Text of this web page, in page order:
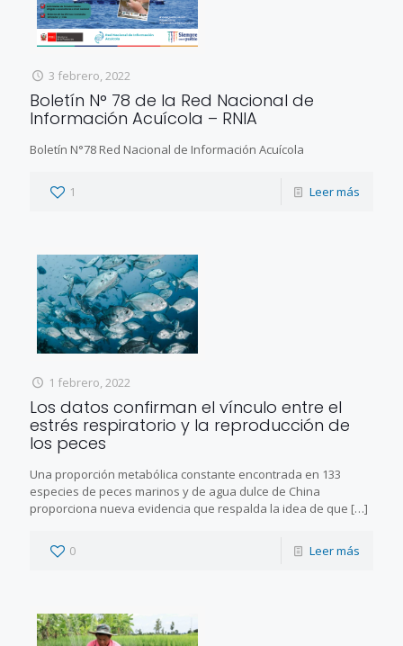
3 febrero, 2022
Boletín N° 78 de la Red Nacional de
Información Acuícola – RNIA
Boletín N°78 Red Nacional de Información Acuícola
1 Leer más
1 febrero, 2022
Los datos confirman el vínculo entre el
estrés respiratorio y la reproducción de
los peces
Una proporción metabólica constante encontrada en 133
especies de peces marinos y de agua dulce de China
proporciona nueva evidencia que respalda la idea de que […]
0 Leer más